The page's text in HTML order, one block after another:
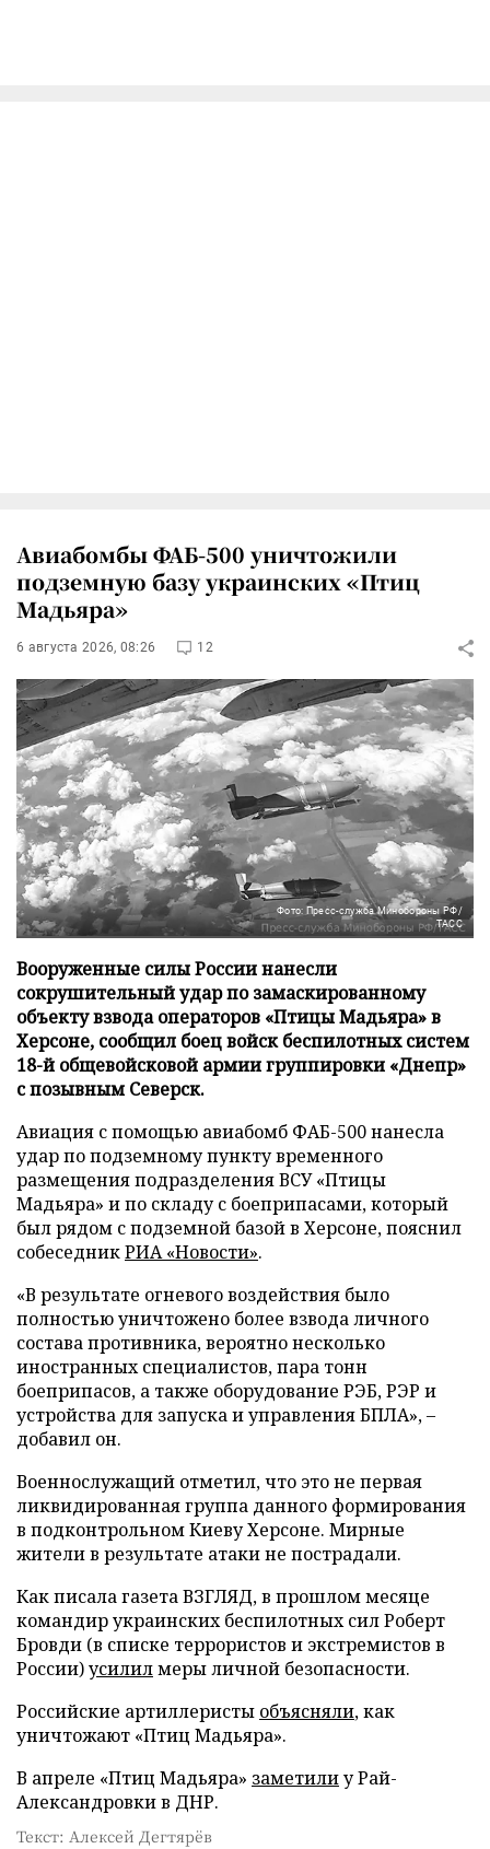
Авиабомбы ФАБ-500 уничтожили
подземную базу украинских «Птиц
Мадьяра»
6 августа 2026, 08:26 12
Фото: Пресс-служба Минобороны РФ/
ТАСС
Вооруженные силы России нанесли
сокрушительный удар по замаскированному
объекту взвода операторов «Птицы Мадьяра» в
Херсоне, сообщил боец войск беспилотных систем
18-й общевойсковой армии группировки «Днепр»
с позывным Северск.
Авиация с помощью авиабомб ФАБ-500 нанесла
удар по подземному пункту временного
размещения подразделения ВСУ «Птицы
Мадьяра» и по складу с боеприпасами, который
был рядом с подземной базой в Херсоне, пояснил
собеседникРИА «Новости».
«В результате огневого воздействия было
полностью уничтожено более взвода личного
состава противника, вероятно несколько
иностранных специалистов, пара тонн
боеприпасов, а также оборудование РЭБ, РЭР и
устройства для запуска и управления БПЛА», –
добавил он.
Военнослужащий отметил, что это не первая
ликвидированная группа данного формирования
в подконтрольном Киеву Херсоне. Мирные
жители в результате атаки не пострадали.
Как писала газета ВЗГЛЯД, в прошлом месяце
командир украинских беспилотных сил Роберт
Бровди (в списке террористов и экстремистов в
России)усилилмеры личной безопасности.
Российские артиллеристы объясняли, как
уничтожают «Птиц Мадьяра».
В апреле «Птиц Мадьяра» заметилиу Рай-
Александровки в ДНР.
Текст: Алексей Дегтярёв